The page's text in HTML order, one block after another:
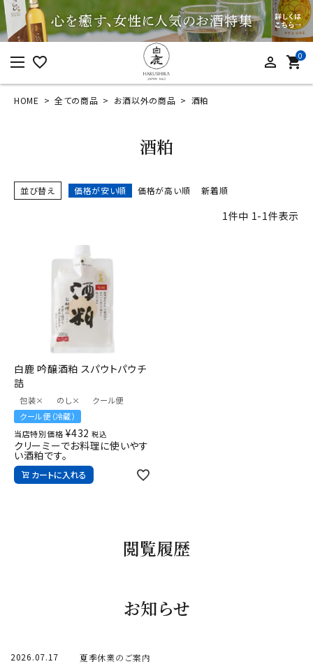
favorite_border person_outline 0
shopping_cart
ログイン 新規会員登録
カテゴリーから探す
キーワードから探す
ギフト
受賞酒
飲み比べ
セット
大容量
お知らせ
HOME 全ての商品 お酒以外の商品 酒粕
酒粕
並び替え 価格が安い順 価格が高い順 新着順
1件中 1-1件表示
白鹿 吟醸酒粕 スパウトパウチ
詰
包装× のし×
クール便
クール便（冷蔵）
当店特別価格 ¥432 税込
クリーミーでお料理に使いやす
い酒粕です。
カートに入れる
閲覧履歴
お知らせ
2026.07.17 夏季休業のご案内